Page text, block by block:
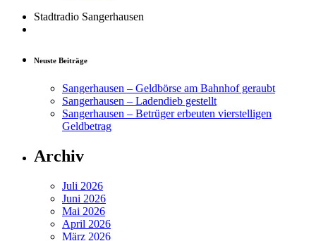
Stadtradio Sangerhausen
Neuste Beiträge
Sangerhausen – Geldbörse am Bahnhof geraubt
Sangerhausen – Ladendieb gestellt
Sangerhausen – Betrüger erbeuten vierstelligen
Geldbetrag
Archiv
Juli 2026
Juni 2026
Mai 2026
April 2026
März 2026